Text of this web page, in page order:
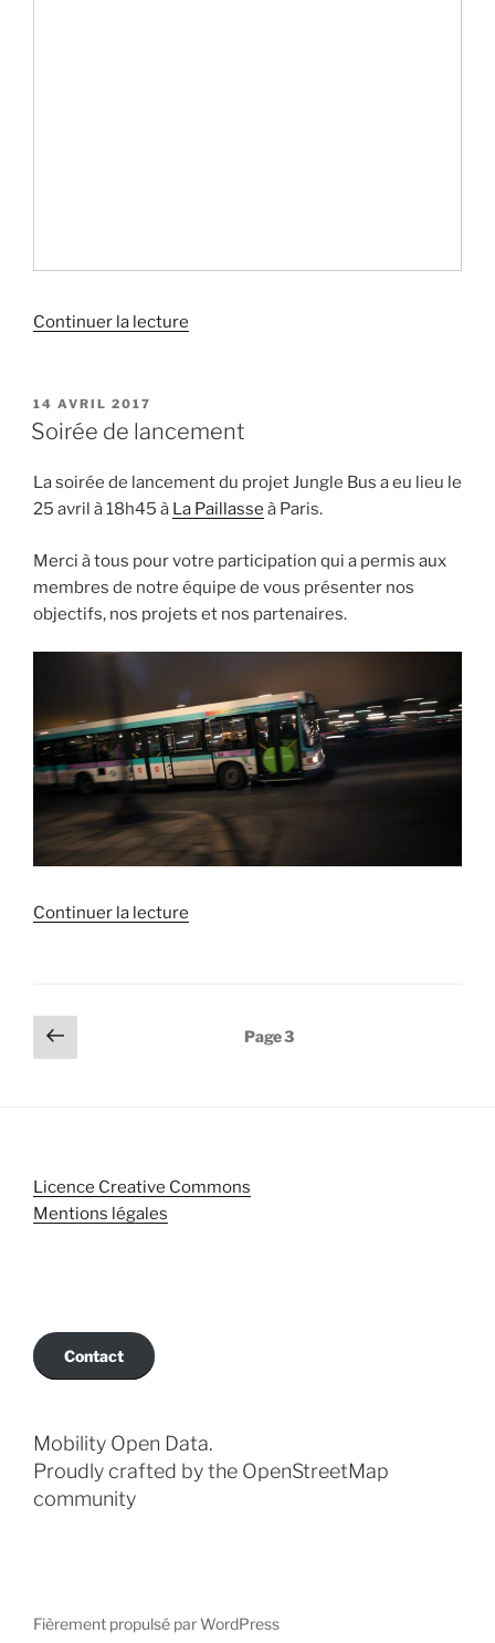
Continuer la lecture
Map
2017 »
PUBLIÉ
LE
14 AVRIL 2017
Soirée de lancement
La soirée de lancement du projet Jungle Bus a eu lieu le
25 avril à 18h45 à La Paillasse à Paris.
Merci à tous pour votre participation qui a permis aux
membres de notre équipe de vous présenter nos
objectifs, nos projets et nos partenaires.
Continuer la lecture
Pagination
des
Page
précédente
Page3
Licence Creative Commons
Mentions légales
Contact
Mobility Open Data.
Proudly crafted by the OpenStreetMap
community
Fièrement propulsé par WordPress